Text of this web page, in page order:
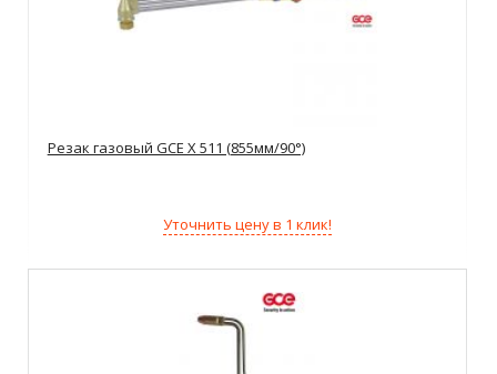
Резак газовый GCE X 511 (855мм/90°)
Уточнить цену в 1 клик!